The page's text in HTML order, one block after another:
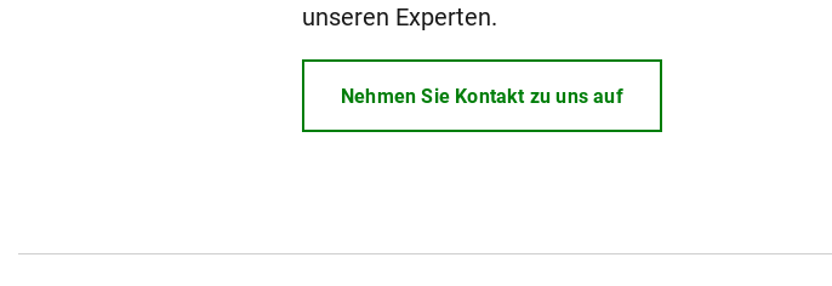
unseren Experten.
Nehmen Sie Kontakt zu uns auf